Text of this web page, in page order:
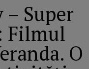
– Super
Filmul
O